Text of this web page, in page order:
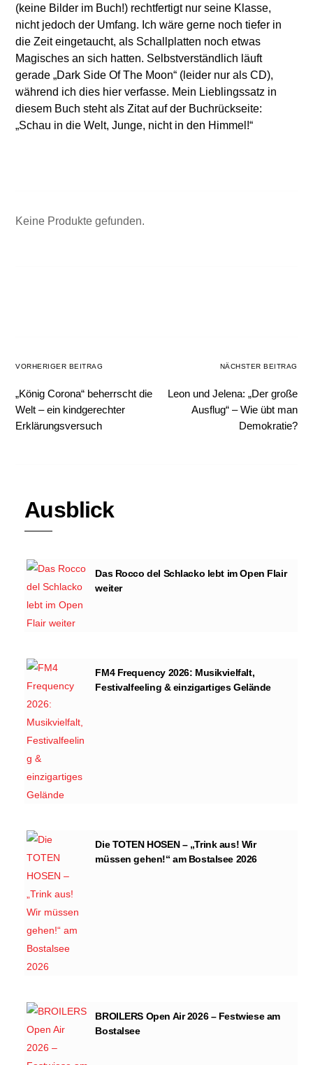
(keine Bilder im Buch!) rechtfertigt nur seine Klasse,
nicht jedoch der Umfang. Ich wäre gerne noch tiefer in
die Zeit eingetaucht, als Schallplatten noch etwas
Magisches an sich hatten. Selbstverständlich läuft
gerade „Dark Side Of The Moon“ (leider nur als CD),
während ich dies hier verfasse. Mein Lieblingssatz in
diesem Buch steht als Zitat auf der Buchrückseite:
„Schau in die Welt, Junge, nicht in den Himmel!“
Keine Produkte gefunden.
VORHERIGER BEITRAG
„König Corona“ beherrscht die
Welt – ein kindgerechter
Erklärungsversuch
NÄCHSTER BEITRAG
Leon und Jelena: „Der große
Ausflug“ – Wie übt man
Demokratie?
Ausblick
Das Rocco del Schlacko lebt im Open Flair
weiter
FM4 Frequency 2026: Musikvielfalt,
Festivalfeeling & einzigartiges Gelände
Die TOTEN HOSEN – „Trink aus! Wir
müssen gehen!“ am Bostalsee 2026
BROILERS Open Air 2026 – Festwiese am
Bostalsee